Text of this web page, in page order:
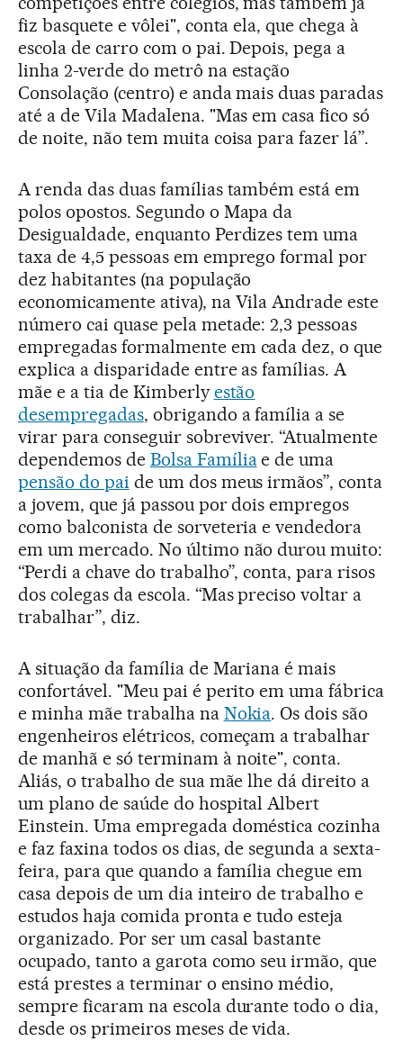
fiz basquete e vôlei", conta ela, que chega à
escola de carro com o pai. Depois, pega a
linha 2-verde do metrô na estação
Consolação (centro) e anda mais duas paradas
até a de Vila Madalena. "Mas em casa fico só
de noite, não tem muita coisa para fazer lá”.
A renda das duas famílias também está em
polos opostos. Segundo o Mapa da
Desigualdade, enquanto Perdizes tem uma
taxa de 4,5 pessoas em emprego formal por
dez habitantes (na população
economicamente ativa), na Vila Andrade este
número cai quase pela metade: 2,3 pessoas
empregadas formalmente em cada dez, o que
explica a disparidade entre as famílias. A
mãe e a tia de Kimberly estão
desempregadas, obrigando a família a se
virar para conseguir sobreviver. “Atualmente
dependemos de Bolsa Famíliae de uma
pensão do pai de um dos meus irmãos”, conta
a jovem, que já passou por dois empregos
como balconista de sorveteria e vendedora
em um mercado. No último não durou muito:
“Perdi a chave do trabalho”, conta, para risos
dos colegas da escola. “Mas preciso voltar a
trabalhar”, diz.
A situação da família de Mariana é mais
confortável. "Meu pai é perito em uma fábrica
e minha mãe trabalha na Nokia. Os dois são
engenheiros elétricos, começam a trabalhar
de manhã e só terminam à noite", conta.
Aliás, o trabalho de sua mãe lhe dá direito a
um plano de saúde do hospital Albert
Einstein. Uma empregada doméstica cozinha
e faz faxina todos os dias, de segunda a sexta-
feira, para que quando a família chegue em
casa depois de um dia inteiro de trabalho e
estudos haja comida pronta e tudo esteja
organizado. Por ser um casal bastante
ocupado, tanto a garota como seu irmão, que
está prestes a terminar o ensino médio,
sempre ficaram na escola durante todo o dia,
desde os primeiros meses de vida.